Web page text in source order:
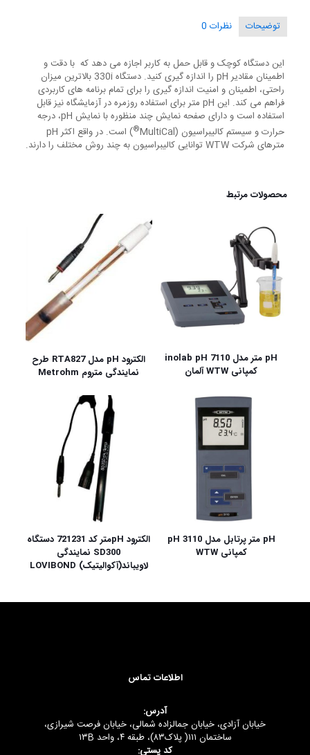
توضیحات نظرات 0
این دستگاه کوچک و قابل حمل به کاربر اجازه می دهد که با دقت و
اطمینان مقادیر pH را اندازه گیری کنید. دستگاه 330i بالاترین میزان
راحتی، اطمینان و امنیت اندازه گیری را برای تمام برنامه های کاربردی
فراهم می کند. این pH متر برای استفاده روزمره در آزمایشگاه نیز قابل
استفاده است و دارای صفحه نمایش چند منظوره با نمایش pH، درجه
حرارت و سیستم کالیبراسیون (MultiCal
®
) است. در واقع اکثر pH‌
مترهای شرکت WTW توانایی کالیبراسیون به چند روش مختلف را دارند.
محصولات مرتبط
pH متر مدل inolab pH 7110
کمپانی WTW آلمان
الکترود pH مدل RTA827 طرح
نمایندگی متروم Metrohm
pH متر پرتابل مدل pH 3110
کمپانی WTW
الکترود pHمتر کد 721231 دستگاه
SD300 نمایندگی
لاویباند(آکوالیتیک) LOVIBOND
اطلاعات تماس
آدرس:
خیابان آزادی، خیابان جمالزاده شمالی، خیابان فرصت شیرازی،
ساختمان ۱۱۱( پلاک۸۳)، طبقه ۴، واحد ۱۳B
کد پستی: